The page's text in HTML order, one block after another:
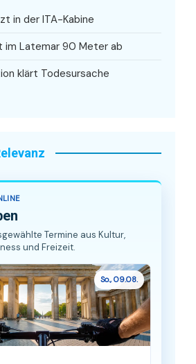
in der ITA-Kabine
im Latemar 90 Meter ab
klärt Todesursache
Termine aus Kultur,
und Freizeit.
So., 09.08.